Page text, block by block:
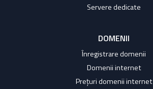
Servere dedicate
DOMENII
Înregistrare domenii
Domenii internet
Prețuri domenii internet